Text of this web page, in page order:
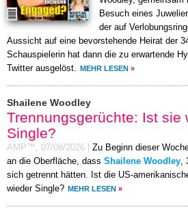
Besuch eines
der auf
Aussicht auf eine bevorstehende Heirat der
Schauspielerin hat dann die zu erwartende
Twitter ausgelöst.
MEHR LESEN »
Shailene Woodley
Trennungsgerüchte: Ist sie
Single?
AMP™, 07/08/2026
Zu Beginn dieser
an die Oberfläche, dass Shailene Woodley
sich getrennt hätten. Ist die US-
wieder Single? MEHR LESEN »